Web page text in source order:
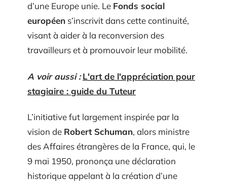
d’une Europe unie. Le Fonds social
européen s’inscrivit dans cette continuité,
visant à aider à la reconversion des
travailleurs et à promouvoir leur mobilité.
A voir aussi : L'art de l'appréciation pour
stagiaire : guide du Tuteur
L’initiative fut largement inspirée par la
vision de Robert Schuman, alors ministre
des Affaires étrangères de la France, qui, le
9 mai 1950, prononça une déclaration
historique appelant à la création d’une